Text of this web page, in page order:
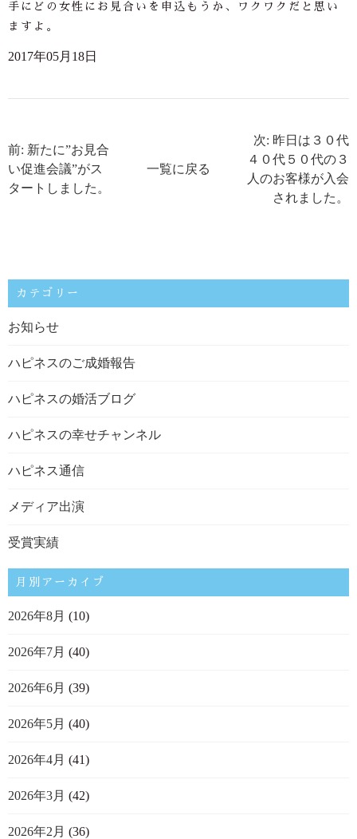
手にどの女性にお見合いを申込もうか、ワクワクだと思い
ますよ。
2017年05月18日
前: 新たに”お見合
い促進会議”がス
タートしました。
一覧に戻る
次: 昨日は３０代
４０代５０代の３
人のお客様が入会
されました。
カテゴリー
お知らせ
ハピネスのご成婚報告
ハピネスの婚活ブログ
ハピネスの幸せチャンネル
ハピネス通信
メディア出演
受賞実績
月別アーカイブ
2026年8月 (10)
2026年7月 (40)
2026年6月 (39)
2026年5月 (40)
2026年4月 (41)
2026年3月 (42)
2026年2月 (36)